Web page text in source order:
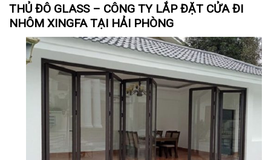
THỦ ĐÔ GLASS – CÔNG TY LẮP ĐẶT CỬA ĐI
NHÔM XINGFA TẠI HẢI PHÒNG